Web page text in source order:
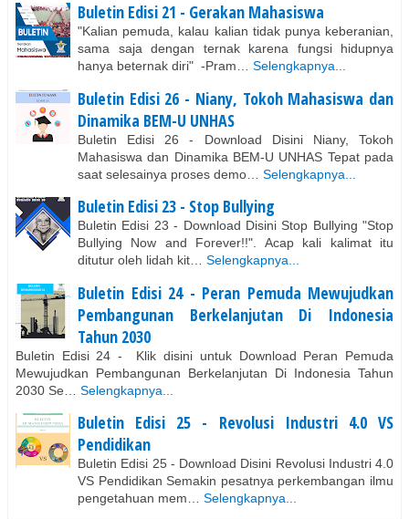
Buletin Edisi 21 - Gerakan Mahasiswa
"Kalian pemuda, kalau kalian tidak punya keberanian,
sama saja dengan ternak karena fungsi hidupnya
hanya beternak diri" -Pram… Selengkapnya...
Buletin Edisi 26 - Niany, Tokoh Mahasiswa dan
Dinamika BEM-U UNHAS
Buletin Edisi 26 - Download Disini Niany, Tokoh
Mahasiswa dan Dinamika BEM-U UNHAS Tepat pada
saat selesainya proses demo…
Selengkapnya...
Buletin Edisi 23 - Stop Bullying
Buletin Edisi 23 - Download Disini Stop Bullying "Stop
Bullying Now and Forever!!". Acap kali kalimat itu
ditutur oleh lidah kit… Selengkapnya...
Buletin Edisi 24 - Peran Pemuda Mewujudkan
Pembangunan Berkelanjutan Di Indonesia
Tahun 2030
Buletin Edisi 24 - Klik disini untuk Download Peran Pemuda
Mewujudkan Pembangunan Berkelanjutan Di Indonesia Tahun
2030 Se…
Selengkapnya...
Buletin Edisi 25 - Revolusi Industri 4.0 VS
Pendidikan
Buletin Edisi 25 - Download Disini Revolusi Industri 4.0
VS Pendidikan Semakin pesatnya perkembangan ilmu
pengetahuan mem… Selengkapnya...